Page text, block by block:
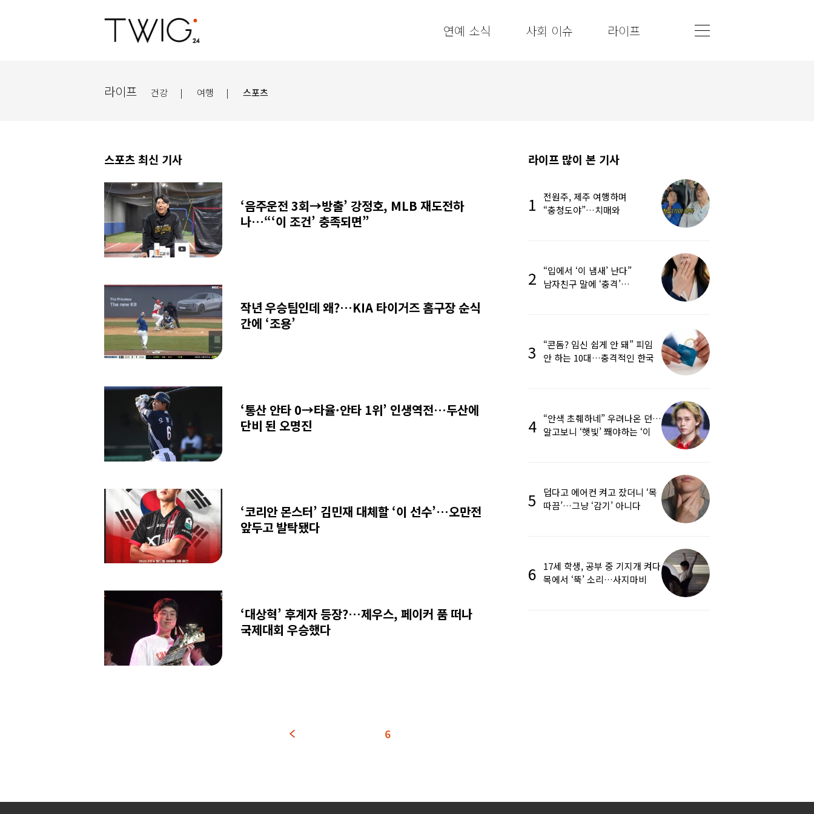
연예 소식 사회 이슈 라이프
라이프 건강 | 여행 | 스포츠
스포츠 최신 기사
‘음주운전 3회→방출’ 강정호, MLB 재도전하
나…“‘이 조건’ 충족되면”
작년 우승팀인데 왜?…KIA 타이거즈 홈구장 순식
간에 ‘조용’
‘통산 안타 0→타율·안타 1위’ 인생역전…두산에
단비 된 오명진
‘코리안 몬스터’ 김민재 대체할 ‘이 선수’…오만전
앞두고 발탁됐다
‘대상혁’ 후계자 등장?…제우스, 페이커 품 떠나
국제대회 우승했다
6
라이프 많이 본 기사
전원주, 제주 여행하며
“충청도야”…치매와
“입에서 ‘이 냄새’ 난다”
남자친구 말에 ‘충격’…
“콘돔? 임신 쉽게 안 돼” 피임
안 하는 10대…충격적인 한국
“안색 초췌하네” 우려나온 던…
알고보니 ‘햇빛’ 쫴야하는 ‘이
덥다고 에어컨 켜고 잤더니 ‘목
따끔’…그냥 ‘감기’ 아니다
17세 학생, 공부 중 기지개 켜다
목에서 ‘뚝’ 소리…사지마비